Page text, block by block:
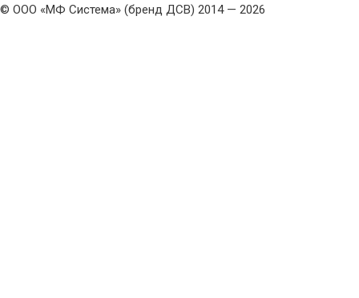
© ООО «МФ Система» (бренд ДСВ) 2014 — 2026